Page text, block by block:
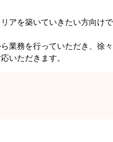
アを築いていきたい方向けで
業務を行っていただき、徐
いただきます。